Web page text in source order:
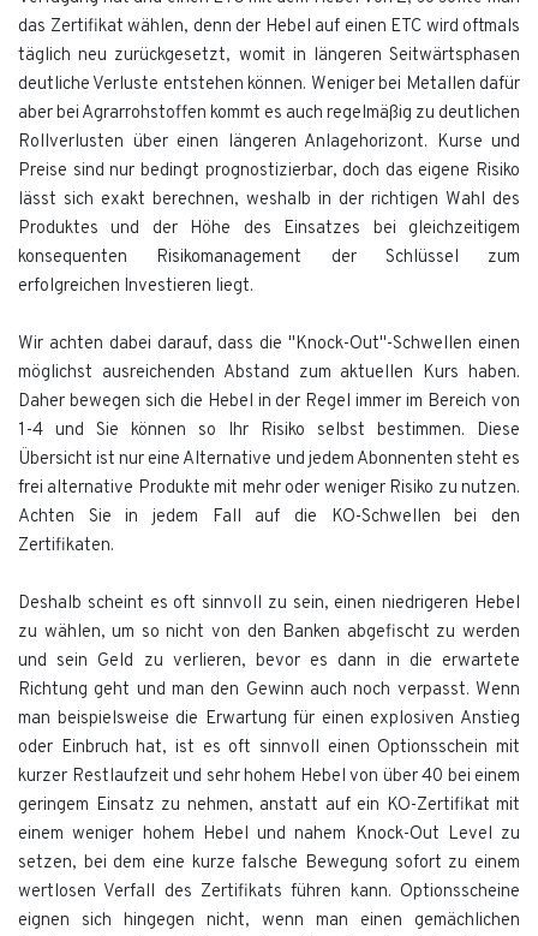
das Zertifikat wählen, denn der Hebel auf einen ETC wird oftmals
täglich neu zurückgesetzt, womit in längeren Seitwärtsphasen
deutliche Verluste entstehen können. Weniger bei Metallen dafür
aber bei Agrarrohstoffen kommt es auch regelmäßig zu deutlichen
Rollverlusten über einen längeren Anlagehorizont. Kurse und
Preise sind nur bedingt prognostizierbar, doch das eigene Risiko
lässt sich exakt berechnen, weshalb in der richtigen Wahl des
Produktes und der Höhe des Einsatzes bei gleichzeitigem
konsequenten Risikomanagement der Schlüssel zum
erfolgreichen Investieren liegt.
Wir achten dabei darauf, dass die "Knock-Out"-Schwellen einen
möglichst ausreichenden Abstand zum aktuellen Kurs haben.
Daher bewegen sich die Hebel in der Regel immer im Bereich von
1-4 und Sie können so Ihr Risiko selbst bestimmen. Diese
Übersicht ist nur eine Alternative und jedem Abonnenten steht es
frei alternative Produkte mit mehr oder weniger Risiko zu nutzen.
Achten Sie in jedem Fall auf die KO-Schwellen bei den
Zertifikaten.
Deshalb scheint es oft sinnvoll zu sein, einen niedrigeren Hebel
zu wählen, um so nicht von den Banken abgefischt zu werden
und sein Geld zu verlieren, bevor es dann in die erwartete
Richtung geht und man den Gewinn auch noch verpasst. Wenn
man beispielsweise die Erwartung für einen explosiven Anstieg
oder Einbruch hat, ist es oft sinnvoll einen Optionsschein mit
kurzer Restlaufzeit und sehr hohem Hebel von über 40 bei einem
geringem Einsatz zu nehmen, anstatt auf ein KO-Zertifikat mit
einem weniger hohem Hebel und nahem Knock-Out Level zu
setzen, bei dem eine kurze falsche Bewegung sofort zu einem
wertlosen Verfall des Zertifikats führen kann. Optionsscheine
eignen sich hingegen nicht, wenn man einen gemächlichen